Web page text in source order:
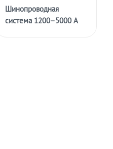
Шинопроводная
система 1200–5000 А